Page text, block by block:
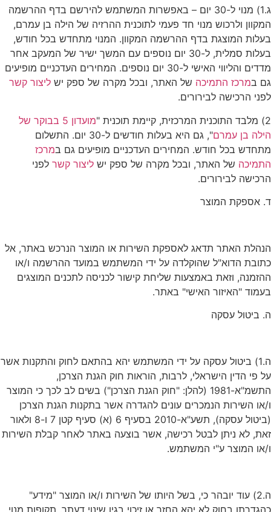
ג.1) מנוי ל-30 יום – באפשרות המשתמש להירשם בדף ההרשמה
המקוון ולרכוש מנוי חד פעמי לתוכנית ההרזיה של הילה בן עמרם,
בעלות המוצגת בדף ההרשמה המקוון. המנוי מתחדש בכל חודש,
בעלות סמלית, ל-30 יום נוספים עם המשך ישיר של המעקב אחר
מדדים והליווי האישי ל-30 יום נוספים. המחירים העדכניים מופיעים
גם במרכז התמיכה של האתר, ובכל מקרה של ספק יש ליצור קשר
לפני הרכישה לבירורים.
2) מלבד התוכנית המרכזית, קיימת תוכנית "
מועדון 5 בבוקר של
הילה בן עמרם
", גם היא בעלות חודשים ל-30 יום. התשלום
מתחדש בכל חודש. המחירים העדכניים מופיעים גם במרכז
התמיכה של האתר, ובכל מקרה של ספק יש ליצור קשר לפני
הרכישה לבירורים.
ד. אספקת המוצר
הנהלת האתר תדאג לאספקת השירות או המוצר הנרכש באתר, אל
כתובת הדוא"ל שהוקלדה על ידי המשתמש במועד ההרשמה ו/או
ההזמנה, וזאת באמצעות שליחת קישור לכניסה לתכנים המוצגים
בעמוד "האיזור האישי" באתר.
ה. ביטול עסקה
ה.1) ביטול עסקה על ידי המשתמש יהא בהתאם לחוק והתקנות אשר
על פי הדין הישראלי, לרבות, הוראות חוק הגנת הצרכן,
התשמ"א-1981 (להלן: "חוק הגנת הצרכן") בשים לב לכך כי המוצר
ו/או השירות הנמכרים עונים להגדרה אשר בתקנות הגנת הצרכן
(ביטול עסקה), תשע"א-2010 בסעיף 6 (א) סעיף קטן 7 ו-8 ולאור
זאת, לא ניתן לבטל רכישה, אשר בוצעה באתר לאחר קבלת השירות
ו/או המוצר ע"י המשתמש.
ה.2) עוד יובהר כי, בשל היותו של השירות ו/או המוצר "מידע"
כהגדרתו בחוק לא יהא החזר או זיכוי בגין שינוי דעתך, תקופות מנוי